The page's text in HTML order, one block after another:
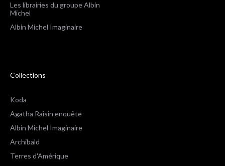
Les librairies du groupe Albin
Michel
Albin Michel Imaginaire
Collections
Koda
Agatha Raisin enquête
Albin Michel Imaginaire
Archibald
Terres d'Amérique